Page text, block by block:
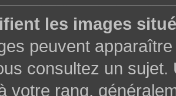
les images
peuvent
consultez un sujet.
votre rang,